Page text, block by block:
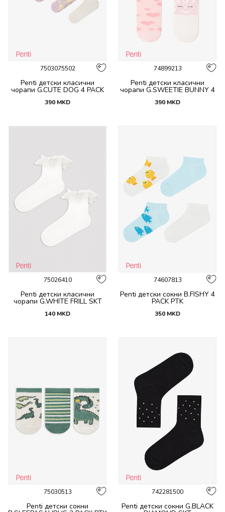
7503075502
Penti детски класични
чорапи G.CUTE DOG 4 PACK
390 MKD
74899213
Penti детски класични
чорапи G.SWEETIE BUNNY 4
390 MKD
75026410
Penti детски класични
чорапи G.WHITE FRILL SKT
140 MKD
74607813
Penti детски сокни B.FISHY 4
PACK PTK
350 MKD
75030513
Penti детски сокни
742281500
Penti детски сокни G.BLACK